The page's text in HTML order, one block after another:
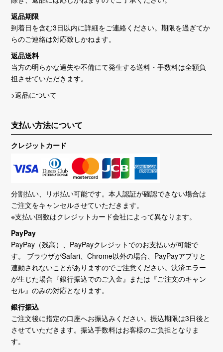
返品期限
到着日を含む3日以内に詳細をご連絡ください。期限を過ぎてか
らのご連絡は対応致しかねます。
返品送料
当方の明らかな過失や不備にて発生する送料・手数料は全額負
担させていただきます。
>返品について
支払い方法について
クレジットカード
分割払い、リボ払い可能です。本人認証が確認できない場合は
ご注文をキャンセルさせていただきます。
※支払い回数はクレジットカード会社によって異なります。
PayPay
PayPay（残高）、PayPayクレジットでのお支払いが可能で
す。 ブラウザがSafari、Chrome以外の場合、PayPayアプリと
連動されないことがありますのでご注意ください。決済エラー
が生じた場合『銀行振込でのご入金』または『ご注文のキャン
セル』のみの対応となります。
銀行振込
ご注文後に指定の口座へお振込みください。振込期限は3日後と
させていただきます。振込手数料はお客様のご負担となりま
す。